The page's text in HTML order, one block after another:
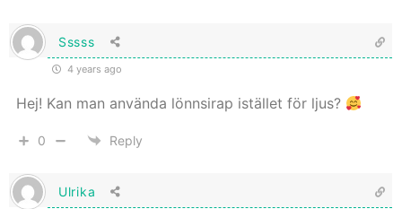
Sssss
4 years ago
Hej! Kan man använda lönnsirap istället för ljus?
0 Reply
Ulrika